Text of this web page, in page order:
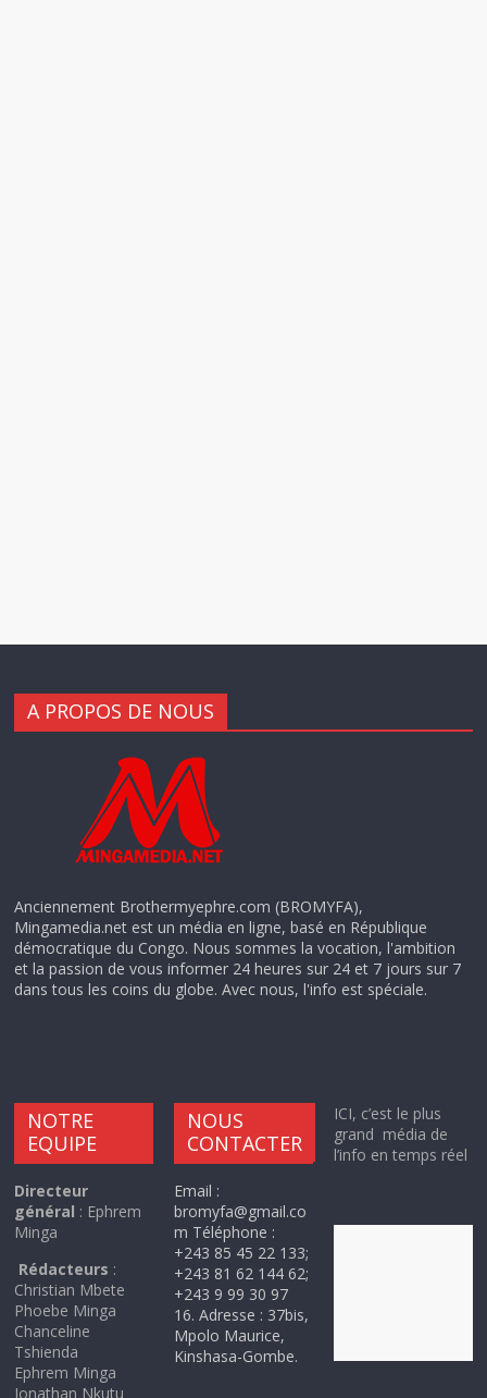
A PROPOS DE NOUS
Anciennement Brothermyephre.com (BROMYFA),
Mingamedia.net est un média en ligne, basé en République
démocratique du Congo. Nous sommes la vocation, l'ambition
et la passion de vous informer 24 heures sur 24 et 7 jours sur 7
dans tous les coins du globe. Avec nous, l'info est spéciale.
NOTRE
EQUIPE
Directeur
général : Ephrem
Minga
Rédacteurs :
Christian Mbete
Phoebe Minga
Chanceline
Tshienda
Ephrem Minga
Jonathan Nkutu
NOUS
CONTACTER
Email :
bromyfa@gmail.co
m Téléphone :
+243 85 45 22 133;
+243 81 62 144 62;
+243 9 99 30 97
16. Adresse : 37bis,
Mpolo Maurice,
Kinshasa-Gombe.
ICI, c’est le plus
grand média de
l’info en temps réel